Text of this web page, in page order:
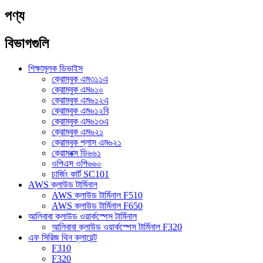
পণ্য
বিভাগগুলি
শিক্ষামূলক ডিভাইস
ক্রোমবুক এম৩১১এ
ক্রোমবুক এম৬১০
ক্রোমবুক এম৬১২এ
ক্রোমবুক এম৬১২বি
ক্রোমবুক এম৬১৩এ
ক্রোমবুক এম৬২১
ক্রোমবুক প্লাস এম৬২১
ক্রোমবক্স ডি৬৬১
ওপিএস ওপি৬৬০
চার্জিং কার্ট SC101
AWS ক্লাউড টার্মিনাল
AWS ক্লাউড টার্মিনাল F510
AWS ক্লাউড টার্মিনাল F650
আলিবাবা ক্লাউড ওয়ার্কস্পেস টার্মিনাল
আলিবাবা ক্লাউড ওয়ার্কস্পেস টার্মিনাল F320
এফ সিরিজ থিন ক্লায়েন্ট
F310
F320